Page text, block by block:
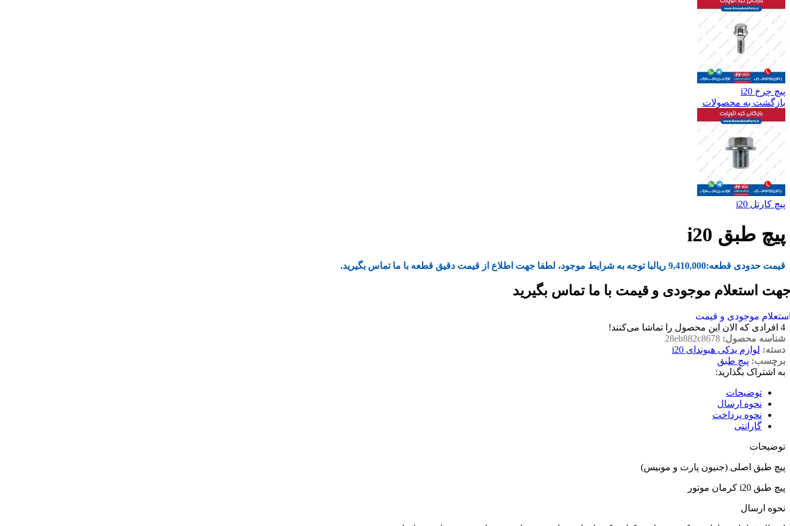
پیچ چرخ i20
بازگشت به محصولات
پیچ کارتل i20
پیچ طبق i20
قیمت حدودی قطعه:9,410,000 ریالبا توجه به شرایط موجود، لطفا جهت اطلاع از قیمت دقیق قطعه با ما تماس بگیرید.
استعلام موجودی و قیمت با ما تماس بگیرید
موجودی و قیمت
4 افرادی که الان این محصول را تماشا می‌کنند!
شناسه محصول: 28eb882c8678
دسته: لوازم یدکی هیوندای i20
برچسب: پیچ طبق
به اشتراک بگذارید:
توضیحات
نحوه ارسال
نحوه پرداخت
گارانتی
توضیحات
پیچ طبق اصلی (جنیون پارت و موبیس)
پیچ طبق i20 کرمان موتور
نحوه ارسال